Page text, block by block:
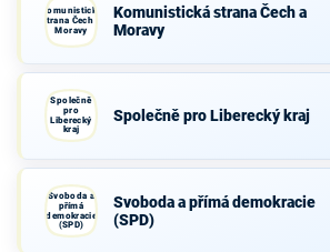
Komunistická
strana Čech a
Moravy
Komunistická strana Čech a
Moravy
Společně
pro
Liberecký
kraj
Společně pro Liberecký kraj
Svoboda a
přímá
demokracie
(SPD)
Svoboda a přímá demokracie
(SPD)